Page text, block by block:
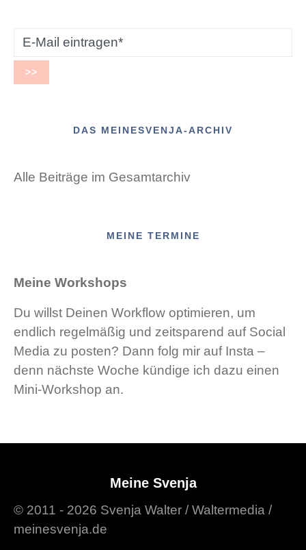
DAS MEINESVENJA-ARCHIV
Alle Beiträge im Gesamtarchiv
MEINE TERMINE
Meine Workshops
Du willst Deinen Workflow optimieren, um
endlich regelmäßig und zeitsparend auf Social
Media zu posten? Dann folg mir auf Insta –
denn nächste Woche kündige ich dazu einen
Mini-Workshop an.
Meine Svenja
© 2011 - 2026 Svenja Walter / Waltermedia /
meinesvenja.de